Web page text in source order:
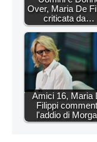
Over, Maria De
criticata da…
Amici 16, Maria
Filippi
l'addio di